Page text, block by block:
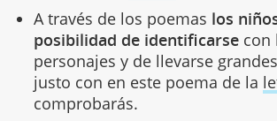
A través de los poemas los
posibilidad de identificarsecon
personajes y de llevarse
justo con en este poema de la
comprobarás.